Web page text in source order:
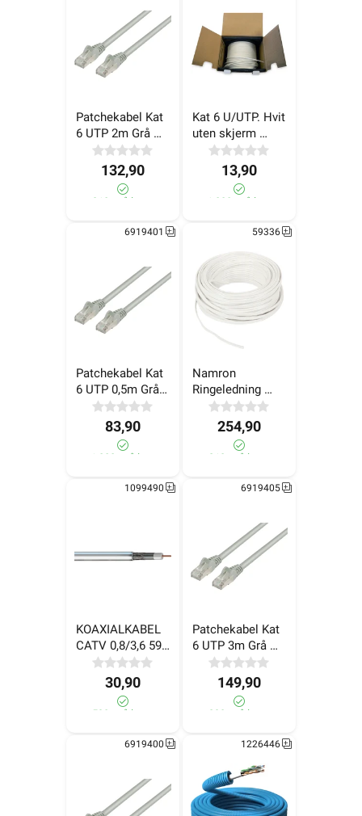
Patchekabel Kat
6 UTP 2m Grå
LinkIT
132,90
310+ på lager
Kat 6 U/UTP. Hvit
uten skjerm
LSZH Eske 305m
LinkIT13,90
>1 000+ på lager
Patchekabel Kat
6 UTP 0,5m Grå
LinkIT
6919401
83,90
>1 000+ på lager
Namron
Ringeledning
EKU 2x0,7 Bunt
25 m
59336
254,90
210+ på lager
KOAXIALKABEL
CATV 0,8/3,6 59F
tri 77% PVC
1099490
30,90
590+ på lager
Patchekabel Kat
6 UTP 3m Grå
LinkIT
6919405
149,90
290+ på lager
6919400 1226446